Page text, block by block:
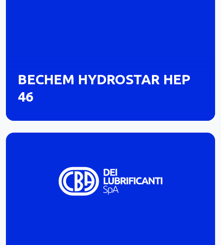
BECHEM HYDROSTAR HEP
46